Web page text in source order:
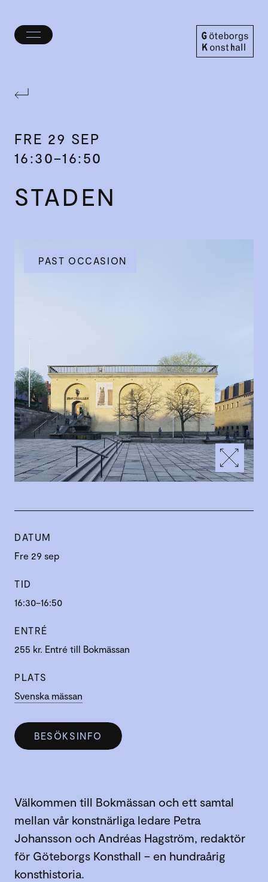
Öppna/stäng
FRE 29 SEP
16:30–16:50
STADEN
DATUM
Fre 29 sep
TID
16:30–16:50
ENTRÉ
255 kr. Entré till Bokmässan
PLATS
Svenska mässan
BESÖKSINFO
PAST OCCASION
Välkommen till Bokmässan och ett samtal
mellan vår konstnärliga ledare Petra
Johansson och Andréas Hagström, redaktör
för Göteborgs Konsthall – en hundraårig
konsthistoria.